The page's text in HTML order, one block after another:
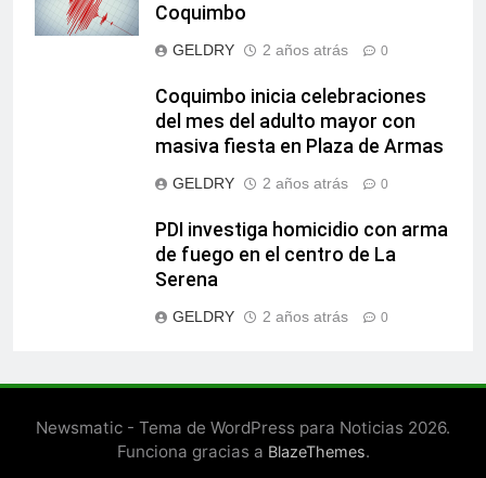
Coquimbo
GELDRY 2 años atrás 0
Coquimbo inicia celebraciones
del mes del adulto mayor con
masiva fiesta en Plaza de Armas
GELDRY 2 años atrás 0
PDI investiga homicidio con arma
de fuego en el centro de La
Serena
GELDRY 2 años atrás 0
Newsmatic - Tema de WordPress para Noticias 2026.
Funciona gracias a BlazeThemes.